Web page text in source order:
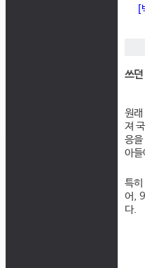
[
쓰
원
져
응
아들
특
어,
다.